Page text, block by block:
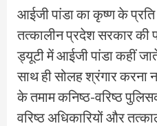
आईजी पांडा का कृष्ण के
तत्कालीन प्रदेश सरकार की
ड्यूटी में आईजी पांडा कहीं
साथ ही सोलह श्रंगार करना
के तमाम कनिष्ठ-वरिष्ठ
वरिष्ठ अधिकारियों और